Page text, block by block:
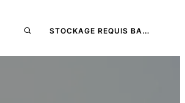
STOCKAGE REQUIS BA…